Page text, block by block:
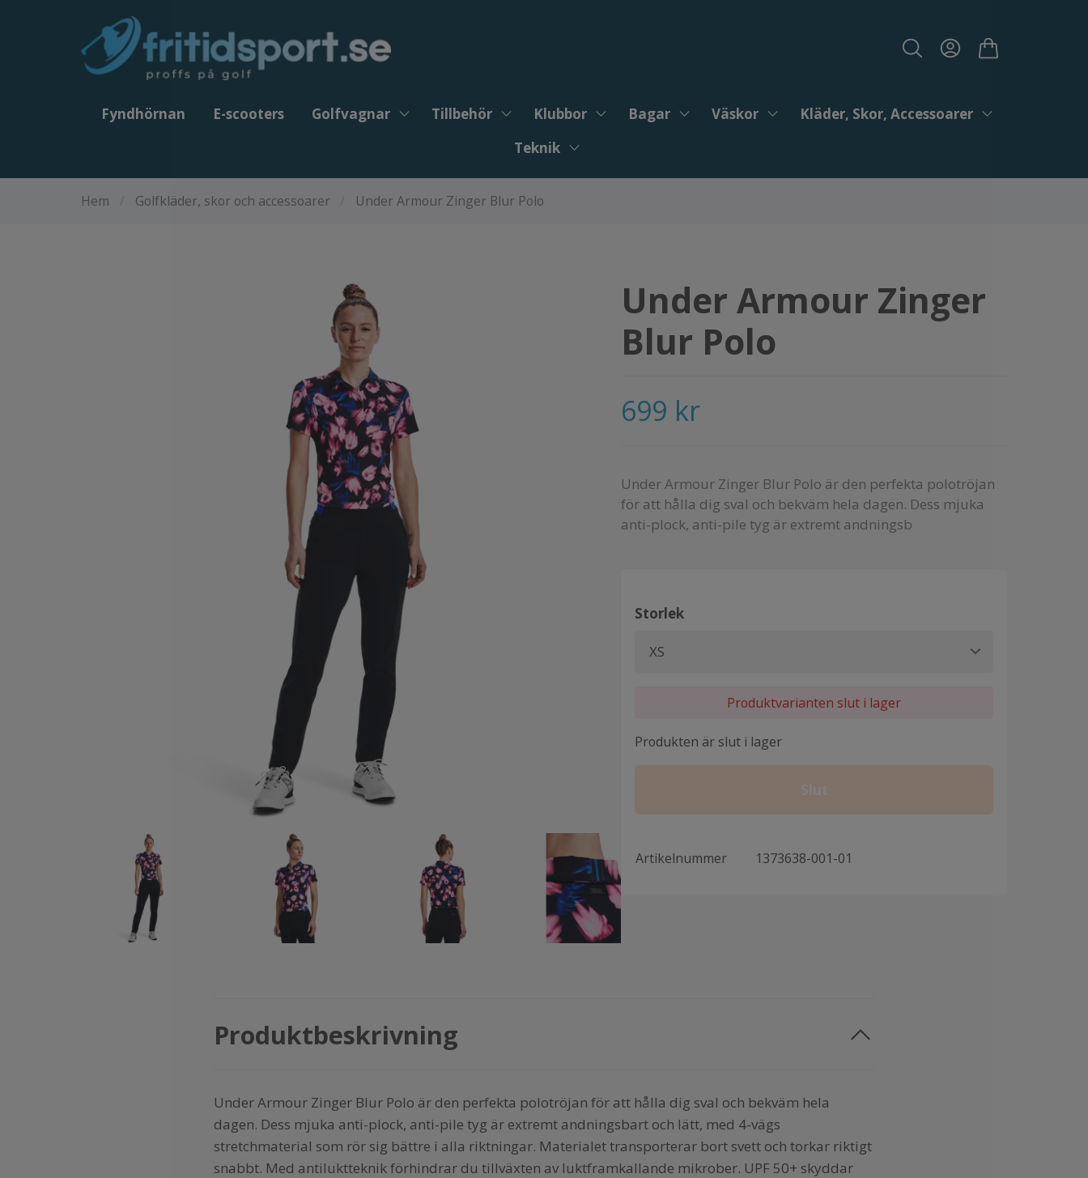
Fyndhörnan E-scooters Golfvagnar Tillbehör Klubbor Bagar Väskor
Kläder, Skor, Accessoarer
Teknik
Hem Golfkläder, skor och accessoarer Under Armour Zinger Blur Polo
Under Armour Zinger
Blur Polo
699 kr
Under Armour Zinger Blur Polo är den perfekta polotröjan
för att hålla dig sval och bekväm hela dagen. Dess mjuka
anti-plock, anti-pile tyg är extremt andningsb
Storlek
Produktvarianten slut i lager
Produkten är slut i lager
Slut
Artikelnummer 1373638-001-01
Produktbeskrivning
Under Armour Zinger Blur Polo är den perfekta polotröjan för att hålla dig sval och bekväm hela
dagen. Dess mjuka anti-plock, anti-pile tyg är extremt andningsbart och lätt, med 4-vägs
stretchmaterial som rör sig bättre i alla riktningar. Materialet transporterar bort svett och torkar riktigt
snabbt. Med antiluktteknik förhindrar du tillväxten av luktframkallande mikrober. UPF 50+ skyddar